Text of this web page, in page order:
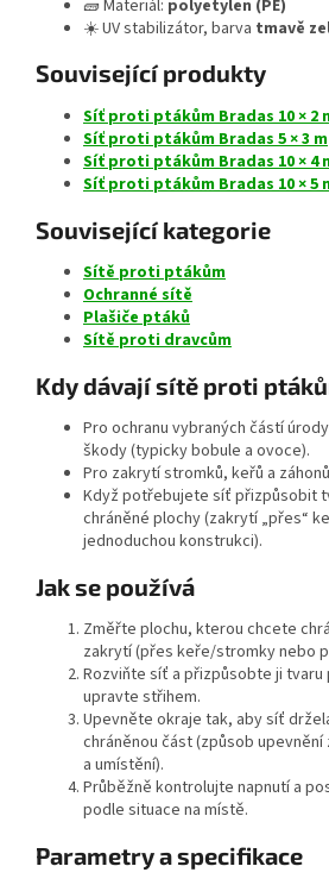
🧱 Materiál: polyetylen (PE)
☀️ UV stabilizátor, barva tmavě
Související produkty
Síť proti ptákům Bradas 10 × 2
Síť proti ptákům Bradas 5 × 3 m
Síť proti ptákům Bradas 10 × 4
Síť proti ptákům Bradas 10 × 5
Související kategorie
Sítě proti ptákům
Ochranné sítě
Plašiče ptáků
Sítě proti dravcům
Kdy dávají sítě proti
Pro ochranu vybraných částí
škody (typicky bobule a ovoce).
Pro zakrytí stromků, keřů a
Když potřebujete síť přizpůsobit
chráněné plochy (zakrytí „přes“
jednoduchou konstrukci).
Jak se používá
Změřte plochu, kterou chcete
zakrytí (přes keře/stromky nebo
Rozviňte síť a přizpůsobte ji
upravte střihem.
Upevněte okraje tak, aby síť
chráněnou část (způsob
a umístění).
Průběžně kontrolujte napnutí a
podle situace na místě.
Parametry a specifikace